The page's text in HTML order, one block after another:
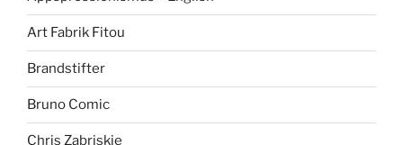
Art Fabrik Fitou
Brandstifter
Bruno Comic
Chris Zabriskie